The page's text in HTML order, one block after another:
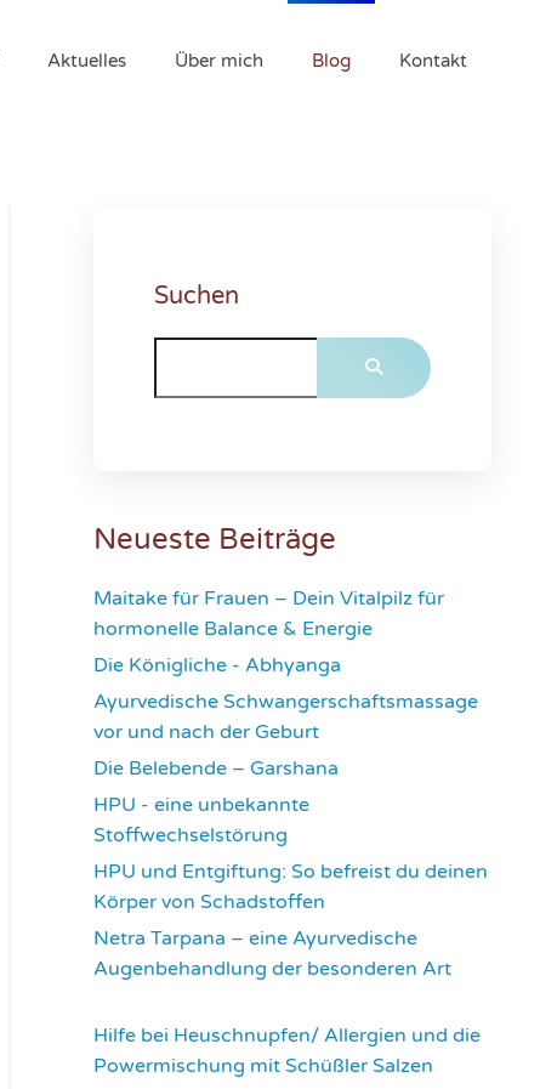
Aktuelles Über mich Blog Kontakt
Suchen
Neueste Beiträge
Maitake für Frauen – Dein Vitalpilz für
hormonelle Balance & Energie
Die Königliche - Abhyanga
Ayurvedische Schwangerschaftsmassage
vor und nach der Geburt
Die Belebende – Garshana
HPU - eine unbekannte
Stoffwechselstörung
HPU und Entgiftung: So befreist du deinen
Körper von Schadstoffen
Netra Tarpana – eine Ayurvedische
Augenbehandlung der besonderen Art
Hilfe bei Heuschnupfen/ Allergien und die
Powermischung mit Schüßler Salzen